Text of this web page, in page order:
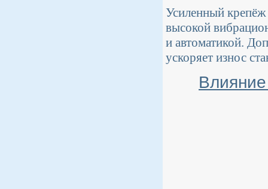
Усиленный
высокой
и автоматикой.
ускоряет износ